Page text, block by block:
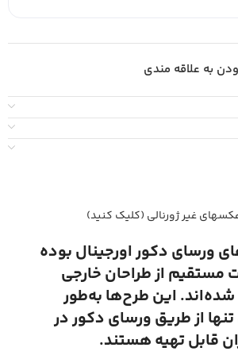
به علاقه مندی
غیر ژورنالی (کلیک کنید)
ورسای دکور اورجینال بوده
مستقیم از طراحان خارجی
شده‌اند. این طرح‌ها به‌طور
از طریق ورسای دکور در
قابل تهیه هستند.